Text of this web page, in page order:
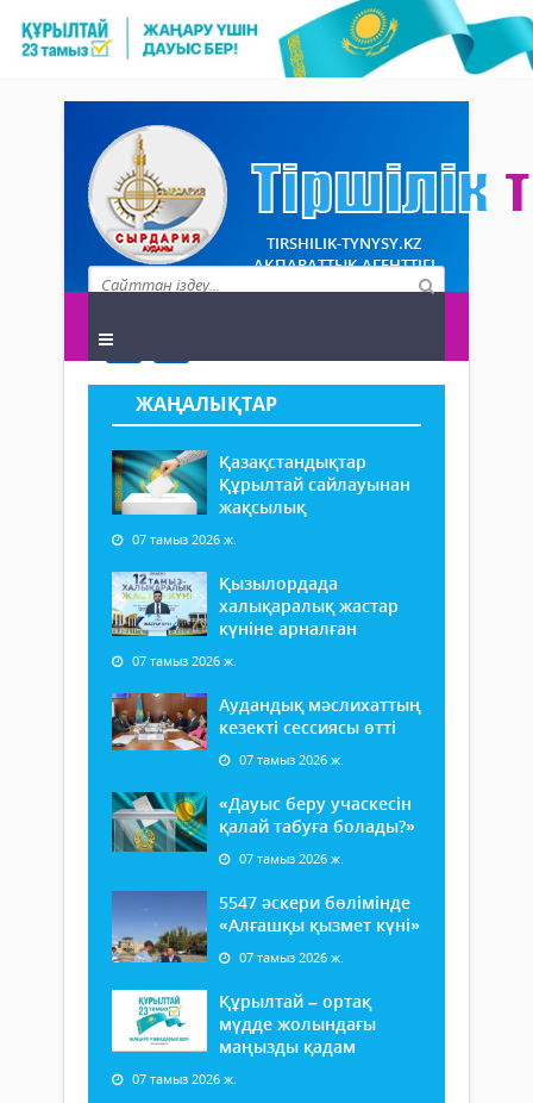
TIRSHILIK-TYNYSY.KZ
АҚПАРАТТЫҚ АГЕНТТІГІ
ЖАҢАЛЫҚТАР
Қазақстандықтар
Құрылтай сайлауынан
жақсылық
07 тамыз 2026 ж.
Қызылордада
халықаралық жастар
күніне арналған
07 тамыз 2026 ж.
Аудандық мәслихаттың
кезекті сессиясы өтті
07 тамыз 2026 ж.
«Дауыс беру учаскесін
қалай табуға болады?»
07 тамыз 2026 ж.
5547 әскери бөлімінде
«Алғашқы қызмет күні»
07 тамыз 2026 ж.
Құрылтай – ортақ
мүдде жолындағы
маңызды қадам
07 тамыз 2026 ж.